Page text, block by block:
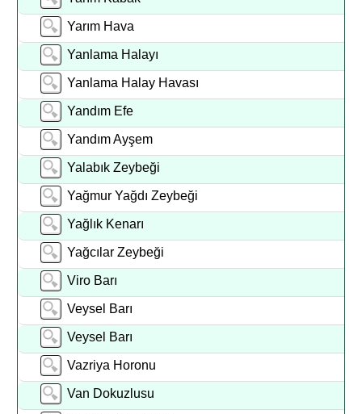
Yarım Hava
Yanlama Halayı
Yanlama Halay Havası
Yandım Efe
Yandım Ayşem
Yalabık Zeybeği
Yağmur Yağdı Zeybeği
Yağlık Kenarı
Yağcılar Zeybeği
Viro Barı
Veysel Barı
Veysel Barı
Vazriya Horonu
Van Dokuzlusu